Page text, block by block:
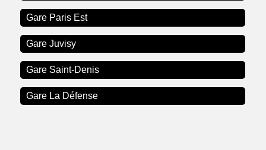
Gare Paris Est
Gare Juvisy
Gare Saint-Denis
Gare La Défense